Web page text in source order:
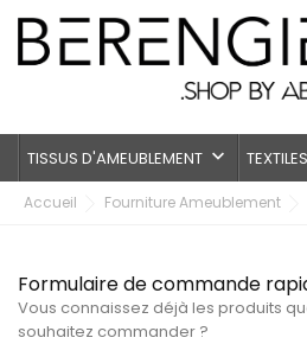
TISSUS D'AMEUBLEMENT keyboard_arrow_down
Accueil Fourniture Ameublement
Formulaire de commande
Vous connaissez déjà les produits
souhaitez commander ?